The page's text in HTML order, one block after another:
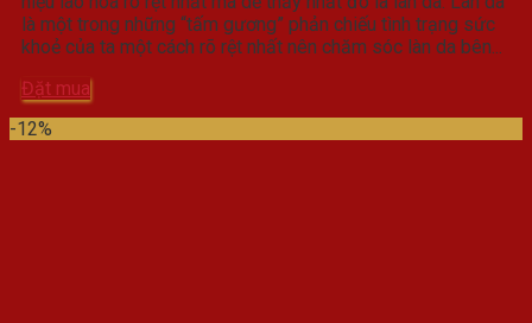
420.000₫.
là một trong những “tấm gương” phản chiếu tình trạng sức
khoẻ của ta một cách rõ rệt nhất nên chăm sóc làn da bên...
Đặt mua
-12%